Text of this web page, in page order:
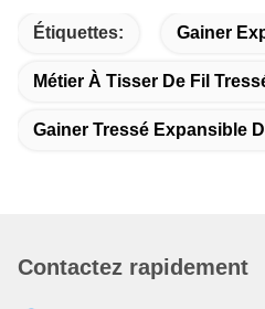
Étiquettes: Gainer
Métier À Tisser De Fil
Gainer Tressé Expansible
Contactez rapidement